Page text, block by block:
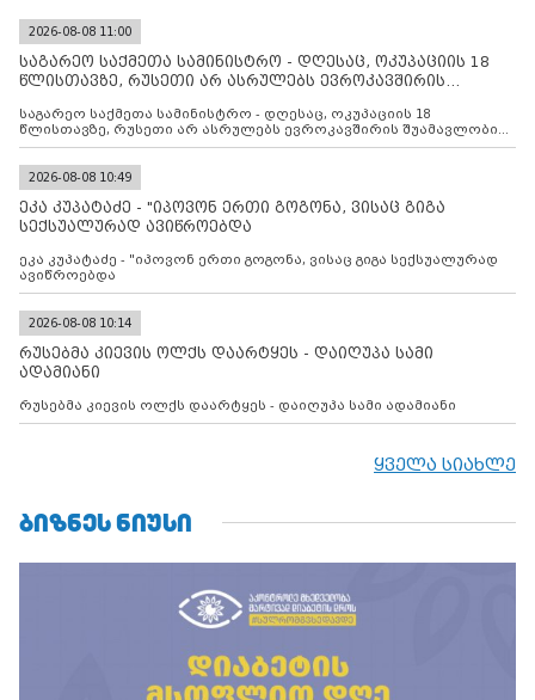
2026-08-08 11:00
საგარეო საქმეთა სამინისტრო - დღესაც, ოკუპაციის 18
წლისთავზე, რუსეთი არ ასრულებს ევროკავშირის
საგარეო საქმეთა სამინისტრო - დღესაც, ოკუპაციის 18
წლისთავზე, რუსეთი არ ასრულებს ევროკავშირის შუამავლობით
დადებულ 2008 წლის 12 აგვისტოს ცეცხლის შეწყვეტის
კონტროლს ოკუპირებულ რეგიონებში, აგრძელებს მათი
მილიტარიზაციის პროცესს და აქტიურად დგამს ნაბიჯებს მათი
ფაქტობრივი ანექსიისკენ
2026-08-08 10:49
ეკა კუპატაძე - "იპოვონ ერთი გოგონა, ვისაც გიგა
სექსუალურად ავიწროებდა
ეკა კუპატაძე - "იპოვონ ერთი გოგონა, ვისაც გიგა სექსუალურად
ავიწროებდა
2026-08-08 10:14
რუსებმა კიევის ოლქს დაარტყეს - დაიღუპა სამი
ადამიანი
რუსებმა კიევის ოლქს დაარტყეს - დაიღუპა სამი ადამიანი
ყველა სიახლე
ᲑᲘᲖᲜᲔᲡ ᲜᲘᲣᲡᲘ